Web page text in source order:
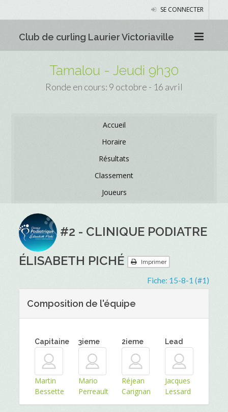
SE CONNECTER
Club de curling Laurier Victoriaville
Tamalou - Jeudi 9h30
Ronde en cours: 9 octobre - 16 avril
Accueil
Horaire
Résultats
Classement
Joueurs
#2 - CLINIQUE PODIATRE
ÉLISABETH PICHÉ
Imprimer
Fiche: 15-8-1 (#1)
Composition de l'équipe
Capitaine
Martin
Bessette
3ieme
Mario
Perreault
2ieme
Réjean
Carignan
Lead
Jacques
Lessard